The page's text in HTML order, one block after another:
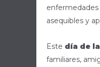
enfermedades
asequibles y
Este día de
familiares,